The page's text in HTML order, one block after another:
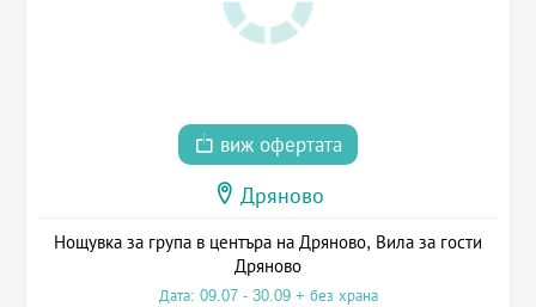
виж офертата
Дряново
Нощувка за група в центъра на Дряново, Вила за гости
Дряново
Дата: 09.07 - 30.09 + без храна